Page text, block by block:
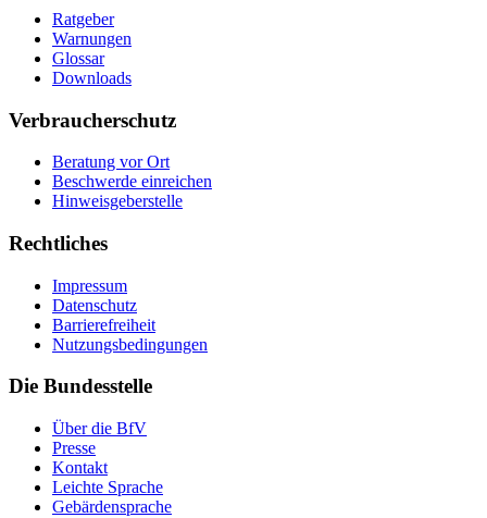
Ratgeber
Warnungen
Glossar
Downloads
Verbraucherschutz
Beratung vor Ort
Beschwerde einreichen
Hinweisgeberstelle
Rechtliches
Impressum
Datenschutz
Barrierefreiheit
Nutzungsbedingungen
Die Bundesstelle
Über die BfV
Presse
Kontakt
Leichte Sprache
Gebärdensprache